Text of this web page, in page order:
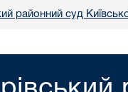
районний суд